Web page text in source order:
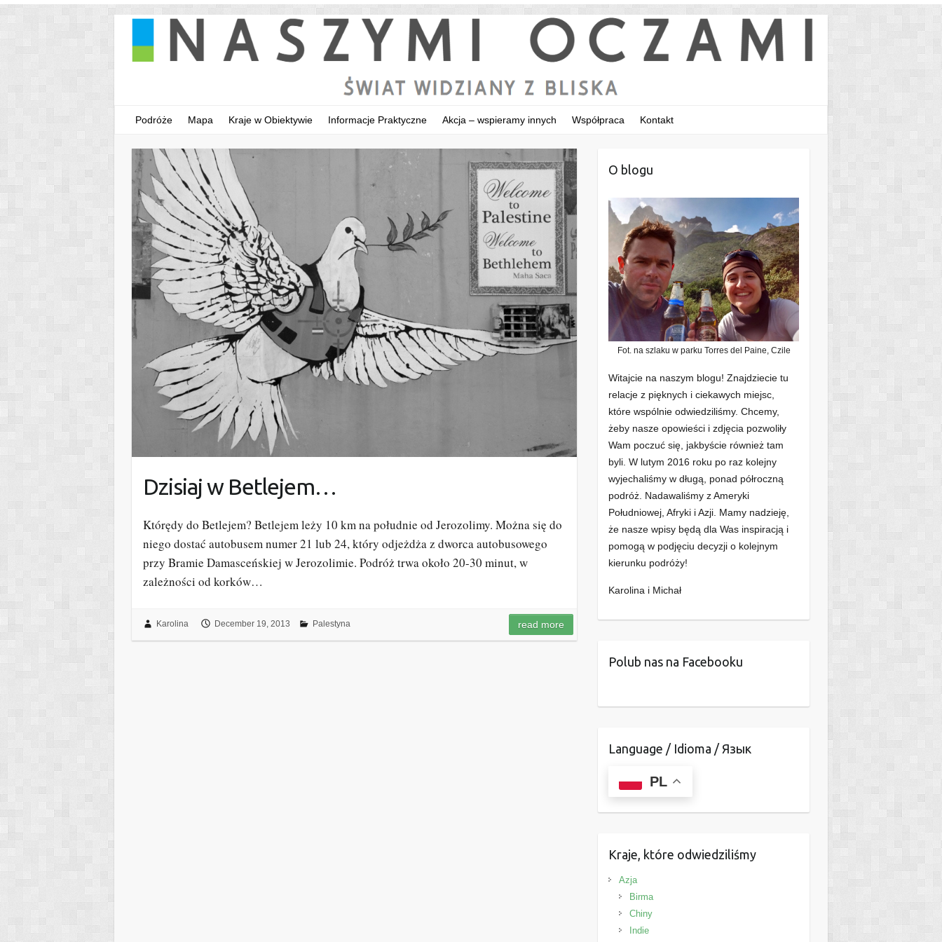
Podróże Mapa Kraje w Obiektywie Informacje Praktyczne Akcja – wspieramy innych Współpraca Kontakt
Dzisiaj w Betlejem…
Którędy do Betlejem? Betlejem leży 10 km na południe od Jerozolimy. Można się do
niego dostać autobusem numer 21 lub 24, który odjeżdża z dworca autobusowego
przy Bramie Damasceńskiej w Jerozolimie. Podróż trwa około 20-30 minut, w
zależności od korków…
Karolina December 19, 2013 Palestyna read more
O blogu
Fot. na szlaku w parku Torres del Paine, Czile
Witajcie na naszym blogu! Znajdziecie tu
relacje z pięknych i ciekawych miejsc,
które wspólnie odwiedziliśmy. Chcemy,
żeby nasze opowieści i zdjęcia pozwoliły
Wam poczuć się, jakbyście również tam
byli. W lutym 2016 roku po raz kolejny
wyjechaliśmy w długą, ponad półroczną
podróż. Nadawaliśmy z Ameryki
Południowej, Afryki i Azji. Mamy nadzieję,
że nasze wpisy będą dla Was inspiracją i
pomogą w podjęciu decyzji o kolejnym
kierunku podróży!
Karolina i Michał
Polub nas na Facebooku
Language / Idioma / Язык
PL
Kraje, które odwiedziliśmy
Azja
Birma
Chiny
Indie